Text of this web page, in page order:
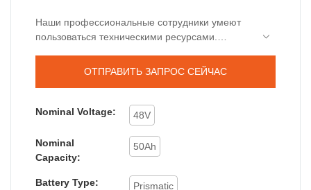
Наши профессиональные сотрудники умеют
пользоваться техническими ресурсами.
эффективность производственного процесса. В
Lifepo4 48v 50ah Lifepo4 Система хранения
солнечной энергии Батарея с Smart Bms может
проявить свой наибольший эффект.
ОТПРАВИТЬ ЗАПРОС СЕЙЧАС
Nominal Voltage: 48V
Nominal
Capacity:
50Ah
Battery Type: Prismatic